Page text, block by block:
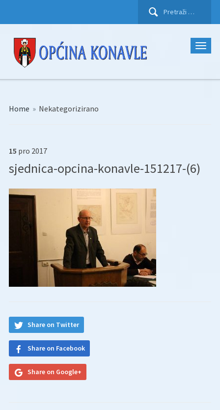
Pretraži:
Home » Nekategorizirano
15 pro 2017
sjednica-opcina-konavle-151217-(6)
Share on Twitter
Share on Facebook
Share on Google+